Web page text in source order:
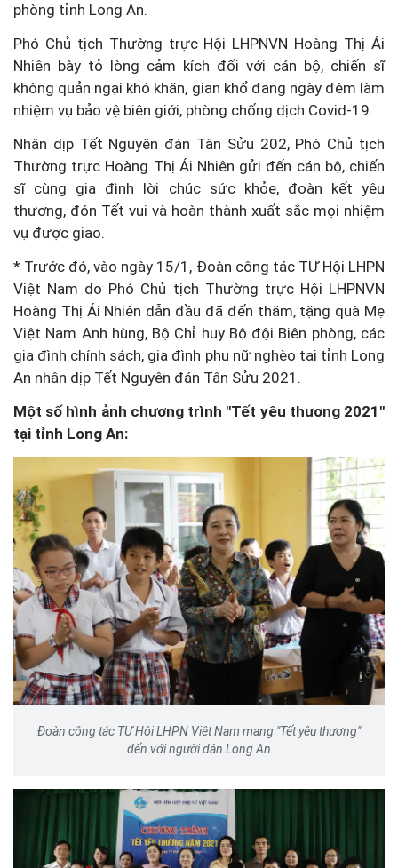
phòng tỉnh Long An.
Phó Chủ tịch Thường trực Hội LHPNVN Hoàng Thị Ái
Nhiên bày tỏ lòng cảm kích đối với cán bộ, chiến sĩ
không quản ngại khó khăn, gian khổ đang ngày đêm làm
nhiệm vụ bảo vệ biên giới, phòng chống dịch Covid-19.
Nhân dịp Tết Nguyên đán Tân Sửu 202, Phó Chủ tịch
Thường trực Hoàng Thị Ái Nhiên gửi đến cán bộ, chiến
sĩ cùng gia đình lời chúc sức khỏe, đoàn kết yêu
thương, đón Tết vui và hoàn thành xuất sắc mọi nhiệm
vụ được giao.
* Trước đó, vào ngày 15/1, Đoàn công tác TƯ Hội LHPN
Việt Nam do Phó Chủ tịch Thường trực Hội LHPNVN
Hoàng Thị Ái Nhiên dẫn đầu đã đến thăm, tặng quà Mẹ
Việt Nam Anh hùng, Bộ Chỉ huy Bộ đội Biên phòng, các
gia đình chính sách, gia đình phụ nữ nghèo tại tỉnh Long
An nhân dịp Tết Nguyên đán Tân Sửu 2021.
Một số hình ảnh chương trình "Tết yêu thương 2021"
tại tỉnh Long An:
Đoàn công tác TƯ Hội LHPN Việt Nam mang "Tết yêu thương"
đến với người dân Long An